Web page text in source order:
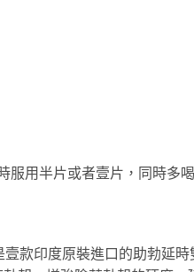
服用半片或者壹片，同時多
款印度原裝進口的助勃延